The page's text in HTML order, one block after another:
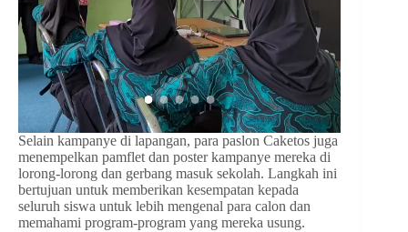
Selain kampanye di lapangan, para paslon Caketos juga
menempelkan pamflet dan poster kampanye mereka di
lorong-lorong dan gerbang masuk sekolah. Langkah ini
bertujuan untuk memberikan kesempatan kepada
seluruh siswa untuk lebih mengenal para calon dan
memahami program-program yang mereka usung.